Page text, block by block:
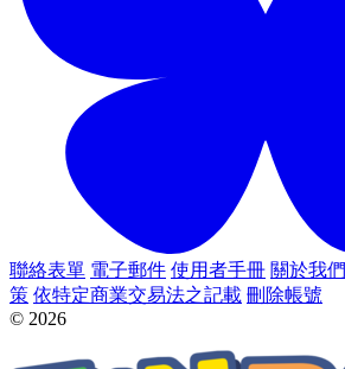
聯絡表單 電子郵件 使用者手冊 關於我們
策 依特定商業交易法之記載 刪除帳號
© 2026